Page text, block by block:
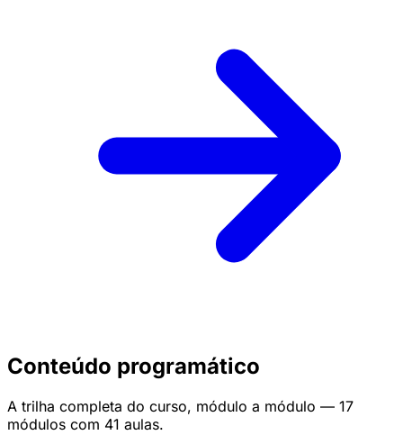
Conteúdo programático
A trilha completa do curso, módulo a módulo — 17
módulos com 41 aulas.